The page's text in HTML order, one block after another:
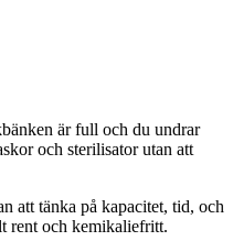
är full och du undrar
och sterilisator utan att
att tänka på kapacitet, tid, och
rent och kemikaliefritt.